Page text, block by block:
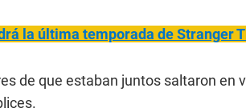
la última temporada de Stranger
de que estaban juntos saltaron en